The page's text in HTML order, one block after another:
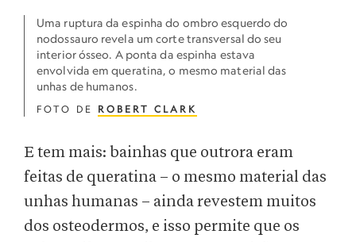
Uma ruptura da espinha do ombro esquerdo do
nodossauro revela um corte transversal do seu
interior ósseo. A ponta da espinha estava
envolvida em queratina, o mesmo material das
unhas de humanos.
FOTO DE ROBERT CLARK
E tem mais: bainhas que outrora eram
feitas de queratina – o mesmo material das
unhas humanas – ainda revestem muitos
dos osteodermos, e isso permite que os